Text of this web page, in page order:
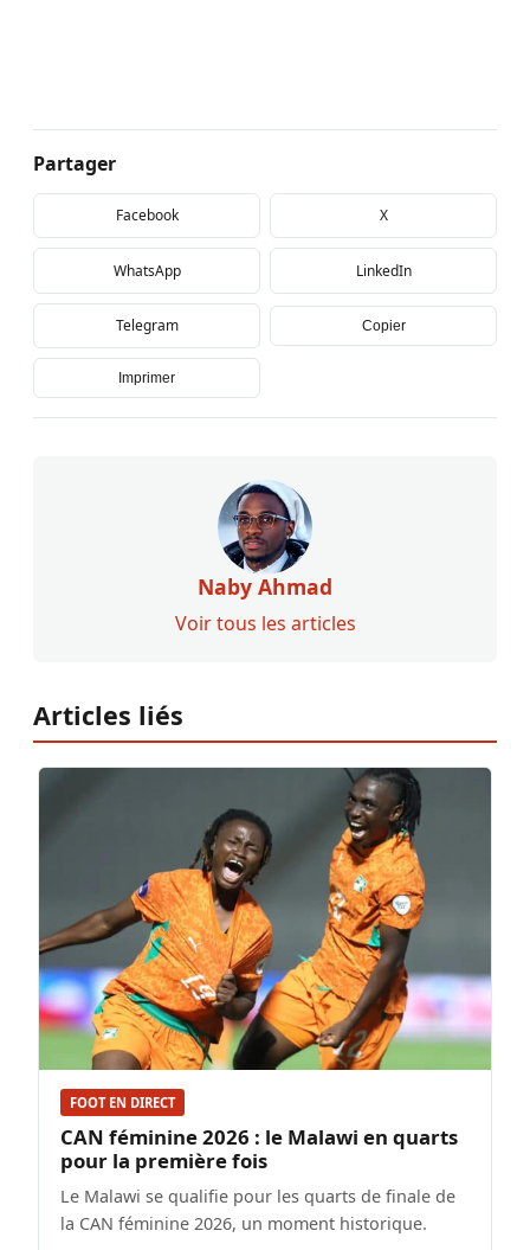
Partager
Facebook X
WhatsApp LinkedIn
Telegram Copier
Imprimer
Naby Ahmad
Voir tous les articles
Articles liés
FOOT EN DIRECT
CAN féminine 2026 : le Malawi en quarts
pour la première fois
Le Malawi se qualifie pour les quarts de finale de
la CAN féminine 2026, un moment historique.